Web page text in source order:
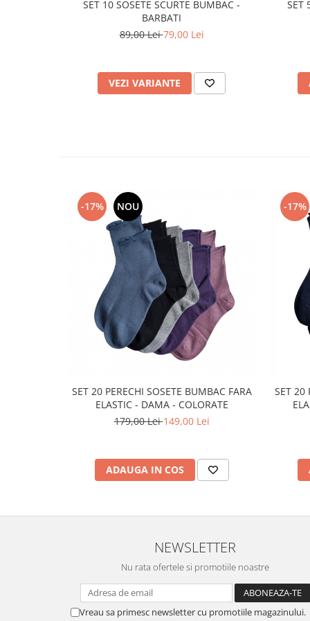
SET 10 SOSETE SCURTE BUMBAC -
BARBATI
89,00 Lei79,00 Lei
VEZI VARIANTE
SET
-17% NOU
SET 20 PERECHI SOSETE BUMBAC FARA
ELASTIC - DAMA - COLORATE
179,00 Lei149,00 Lei
ADAUGA IN COS
-17%
SET 20
NEWSLETTER
Nu rata ofertele si promotiile noastre
Vreau sa primesc newsletter cu promotiile magazinului.